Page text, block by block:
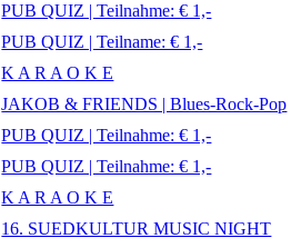
PUB QUIZ | Teilnahme: € 1,-
PUB QUIZ | Teilname: € 1,-
K A R A O K E
JAKOB & FRIENDS | Blues-Rock-Pop
PUB QUIZ | Teilnahme: € 1,-
PUB QUIZ | Teilnahme: € 1,-
K A R A O K E
16. SUEDKULTUR MUSIC NIGHT